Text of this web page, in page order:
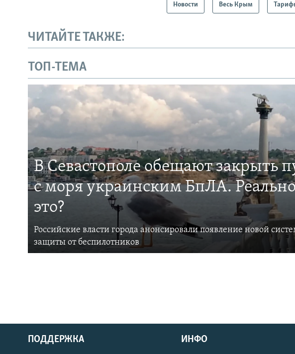
Новости Весь Крым
ЧИТАЙТЕ ТАКЖЕ:
ТОП-ТЕМА
В Севастополе обещают закрыть
с моря украинским БпЛА.
это?
Российские власти города анонсировали появление новой
защиты от беспилотников
ПОДДЕРЖКА ИНФО